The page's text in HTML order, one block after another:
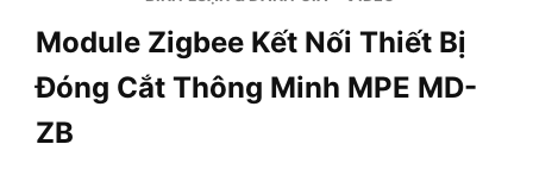
Module Zigbee Kết Nối Thiết Bị
Đóng Cắt Thông Minh MPE MD-
ZB